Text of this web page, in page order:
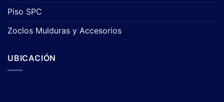
Piso SPC
Zoclos Mulduras y Accesorios
UBICACIÓN